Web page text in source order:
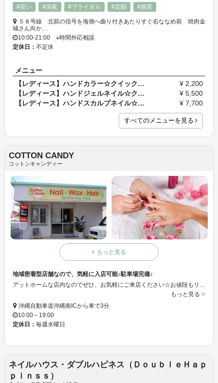
#安い
#深夜 #ブライダル #定額 #個室
５８号線 北前の信号を海側へ曲り付きあたりすぐ右ななめ前 焼肉金
城さん向か…
10:00-21:00 ※時間外応相談
定休日： 不定休
メニュー
【レディース】ハンドカラー☆クイックコース \2200
¥ 2,200
【レディース】ハンドジェルネイル☆クリアコース 10…
¥ 5,500
【レディース】ハンドスカルプネイル☆クリア・ナチュ…
¥ 7,700
すべてのメニューを見る
COTTON CANDY
コットンキャンディー
もっと見る
地域密着型店舗なので、気軽に入店可能♪駐車場完備♪
もっと見る
沖縄自動車道沖縄南ICから車で3分
10:00～19:00
定休日： 毎週水曜日
ネイルハウス・ダブルハピネス（ＤｏｕｂｌｅＨａｐ
ｐｉｎｓｓ）